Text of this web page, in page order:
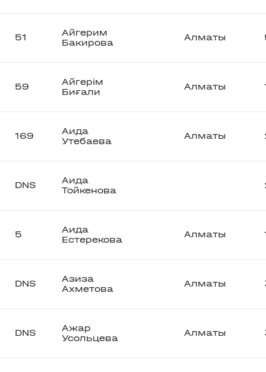
51
Айгерим
Бакирова
Алматы
59
Айгерім
Биғали
Алматы
169
Аида
Утебаева
Алматы
DNS
Аида
Тойкенова
5
Аида
Естерекова
Алматы
DNS
Азиза
Ахметова
Алматы
DNS
Ажар
Усольцева
Алматы